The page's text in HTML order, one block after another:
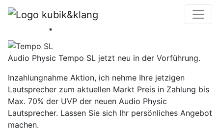
Tempo SL
Audio Physic Tempo SL jetzt neu in der Vorführung.
Inzahlungnahme Aktion, ich nehme Ihre jetzigen
Lautsprecher zum aktuellen Markt Preis in Zahlung bis
Max. 70% der UVP der neuen Audio Physic
Lautsprecher. Lassen Sie sich Ihr persönliches Angebot
machen.